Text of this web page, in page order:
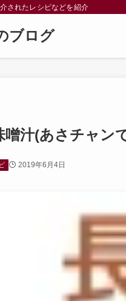
されたレシピなどを紹介
ブログ
噌汁(あさチャン
2019年6月4日